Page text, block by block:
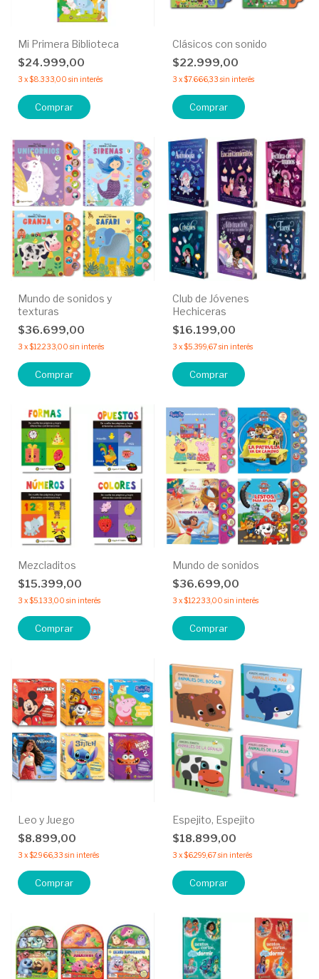
Mi Primera Biblioteca
$24.999,00
3 x$8.333,00 sin interés
Comprar
Clásicos con sonido
$22.999,00
3 x$7.666,33 sin interés
Comprar
Mundo de sonidos y
texturas
$36.699,00
3 x$12.233,00 sin interés
Comprar
Club de Jóvenes
Hechiceras
$16.199,00
3 x$5.399,67sin interés
Comprar
Mezcladitos
$15.399,00
3 x$5.133,00 sin interés
Comprar
Mundo de sonidos
$36.699,00
3 x$12.233,00 sin interés
Comprar
Leo y Juego
$8.899,00
3 x$2.966,33 sin interés
Comprar
Espejito, Espejito
$18.899,00
3 x$6.299,67sin interés
Comprar